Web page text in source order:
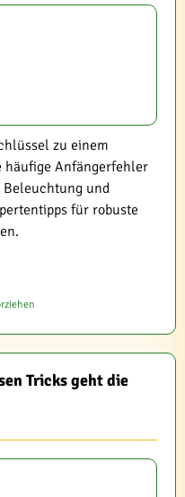
zu einem
häufige Anfängerfehler
Beleuchtung und
für robuste
Tricks geht die